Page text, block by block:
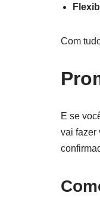
Com
E se
vai fazer